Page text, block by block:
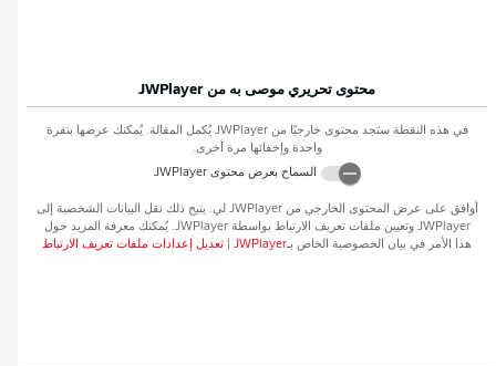
محتوى تحريري موصى به من JWPlayer
في هذه النقطة ستجد محتوى خارجيًا منJWPlayer يُكمل المقالة. يُمكنك عرضها بنقرة
واحدة وإخفائها مرة أخرى.
السماح بعرض محتوىJWPlayer
أوافق على عرض المحتوى الخارجي منJWPlayer لي. يتيح ذلك نقل البيانات الشخصية إلى
JWPlayer وتعيين ملفات تعريف الارتباط بواسطةJWPlayer. يُمكنك معرفة المزيد حول
هذا الأمر في بيان الخصوصية الخاص بـJWPlayer تعديل إعدادات ملفات تعريف الارتباط